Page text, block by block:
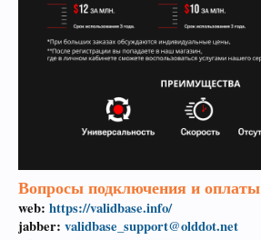
Вопросы подключения и оплаты
web: https://validbase.info/
jabber: validbase_support@olddot.net